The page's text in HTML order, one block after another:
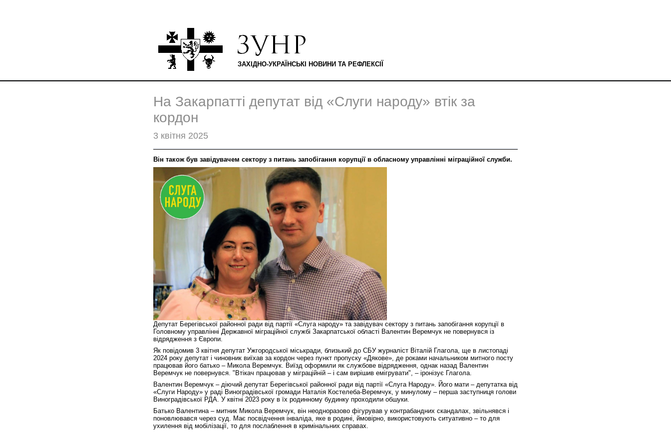
ЗАХІДНО-УКРАЇНСЬКІ НОВИНИ ТА РЕФЛЕКСІЇ
На Закарпатті депутат від «Слуги народу» втік за
кордон
3 квітня 2025
Він також був завідувачем сектору з питань запобігання корупції в обласному управлінні міграційної служби.
Депутат Берегівської районної ради від партії «Слуга народу» та завідувач сектору з питань запобігання корупції в
Головному управлінні Державної міграційної службі Закарпатської області Валентин Веремчук не повернувся із
відрядження з Європи.
Як повідомив 3 квітня депутат Ужгородської міськради, близький до СБУ журналіст Віталій Глагола, ще в листопаді
2024 року депутат і чиновник виїхав за кордон через пункт пропуску «Дякове», де роками начальником митного посту
працював його батько – Микола Веремчук. Виїзд оформили як службове відрядження, однак назад Валентин
Веремчук не повернувся. "Втікач працював у міграційній – і сам вирішив емігрувати", – іронізує Глагола.
Валентин Веремчук – діючий депутат Берегівської районної ради від партії «Слуга Народу». Його мати – депутатка від
«Слуги Народу» у раді Виноградівської громади Наталія Костелеба-Веремчук, у минулому – перша заступниця голови
Виноградівської РДА. У квітні 2023 року в їх родинному будинку проходили обшуки.
Батько Валентина – митник Микола Веремчук, він неодноразово фігурував у контрабандних скандалах, звільнявся і
поновлювався через суд. Має посвідчення інваліда, яке в родині, ймовірно, використовують ситуативно – то для
ухилення від мобілізації, то для послаблення в кримінальних справах.